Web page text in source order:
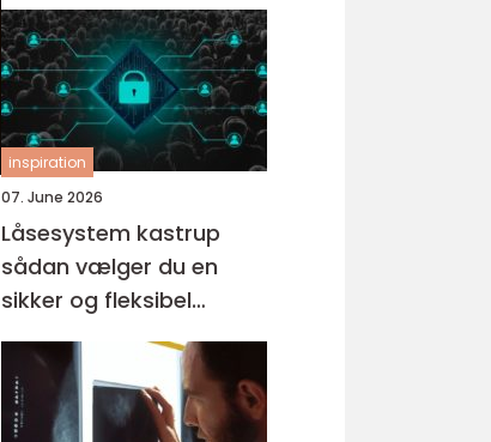
inspiration
07. June 2026
Låsesystem kastrup
sådan vælger du en
sikker og fleksibel
løsning